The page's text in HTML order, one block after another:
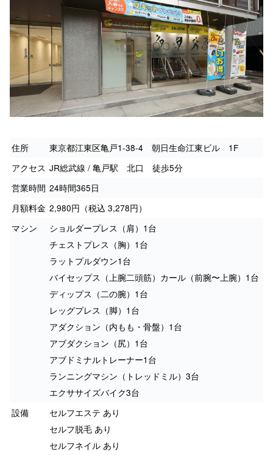
住所
東京都江東区亀戸1-38-4 朝日生命江東ビル 1F
アクセス JR総武線 / 亀戸駅 北口 徒歩5分
営業時間 24時間365日
月額料金 2,980円（税込 3,278円）
マシン
ショルダープレス（肩）1台
チェストプレス（胸）1台
ラットプルダウン1台
バイセップス（上腕二頭筋）カール（前腕〜上腕）1台
ディップス（二の腕）1台
レッグプレス（脚）1台
アダクション（内もも・骨盤）1台
アブダクション（尻）1台
アブドミナルトレーナー1台
ランニングマシン（トレッドミル）3台
エクササイズバイク3台
設備
セルフエステ あり
セルフ脱毛 あり
セルフネイル あり